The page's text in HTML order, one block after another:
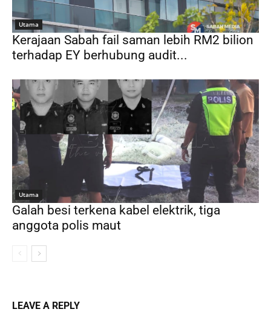
Utama
Kerajaan Sabah fail saman lebih RM2 bilion
terhadap EY berhubung audit...
Utama
Galah besi terkena kabel elektrik, tiga
anggota polis maut
LEAVE A REPLY